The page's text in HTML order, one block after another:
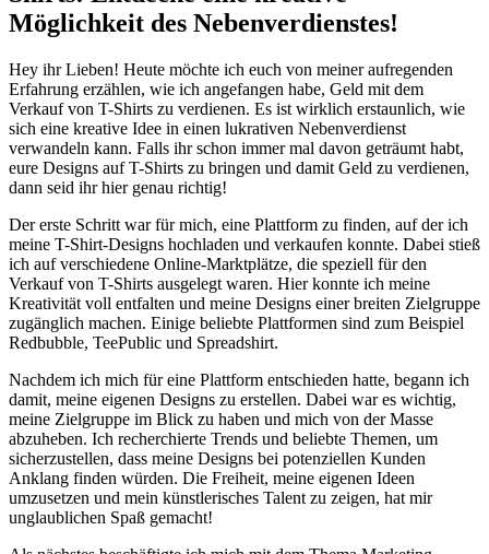
Möglichkeit des Nebenverdienstes!
Hey ihr Lieben! Heute möchte ich euch von meiner aufregenden
Erfahrung erzählen, wie ich angefangen habe, Geld mit dem
Verkauf von T-Shirts zu verdienen. Es ist wirklich erstaunlich, wie
sich eine kreative Idee in einen lukrativen Nebenverdienst
verwandeln kann. Falls ihr schon immer mal davon geträumt habt,
eure Designs auf T-Shirts zu bringen und damit Geld zu verdienen,
dann seid ihr hier genau richtig!
Der erste Schritt war für mich, eine Plattform zu finden, auf der ich
meine T-Shirt-Designs hochladen und verkaufen konnte. Dabei stieß
ich auf verschiedene Online-Marktplätze, die speziell für den
Verkauf von T-Shirts ausgelegt waren. Hier konnte ich meine
Kreativität voll entfalten und meine Designs einer breiten Zielgruppe
zugänglich machen. Einige beliebte Plattformen sind zum Beispiel
Redbubble, TeePublic und Spreadshirt.
Nachdem ich mich für eine Plattform entschieden hatte, begann ich
damit, meine eigenen Designs zu erstellen. Dabei war es wichtig,
meine Zielgruppe im Blick zu haben und mich von der Masse
abzuheben. Ich recherchierte Trends und beliebte Themen, um
sicherzustellen, dass meine Designs bei potenziellen Kunden
Anklang finden würden. Die Freiheit, meine eigenen Ideen
umzusetzen und mein künstlerisches Talent zu zeigen, hat mir
unglaublichen Spaß gemacht!